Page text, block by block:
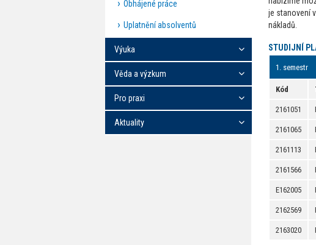
Obhájené práce
Uplatnění absolventů
Výuka
Věda a výzkum
Pro praxi
Aktuality
je stanovení
nákladů.
STUDIJNÍ
1. semestr
Kód
2161051
2161065
2161113
2161566
E162005
2162569
2163020